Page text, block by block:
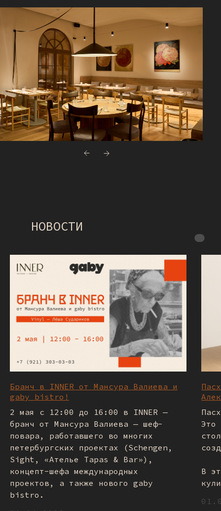
НОВОСТИ
Бранч в INNER от Мансура Валиева и
gaby bistro!
2 мая с 12:00 до 16:00 в INNER —
бранч от Мансура Валиева — шеф-
повара, работавшего во многих
петербургских проектах (Schengen,
Sight, «Ателье Tapas & Bar»),
концепт-шефа международных
проектов, а также нового gaby
bistro.
Это
В